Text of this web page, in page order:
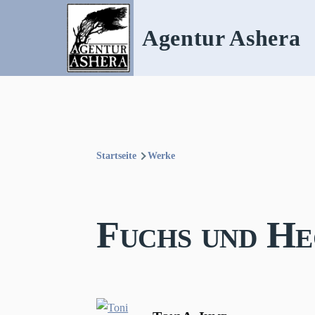
Direkt zum Inhalt
Agentur Ashera
Startseite Werke
Fuchs und